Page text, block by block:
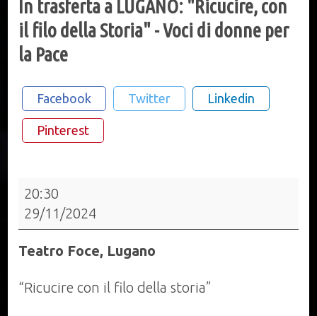
In trasferta a LUGANO: "Ricucire, con
il filo della Storia" - Voci di donne per
la Pace
Facebook Twitter Linkedin
Pinterest
In
trasferta
a
LUGANO:
con
20:30
29/11/2024
Teatro Foce, Lugano
“Ricucire con il filo della storia”